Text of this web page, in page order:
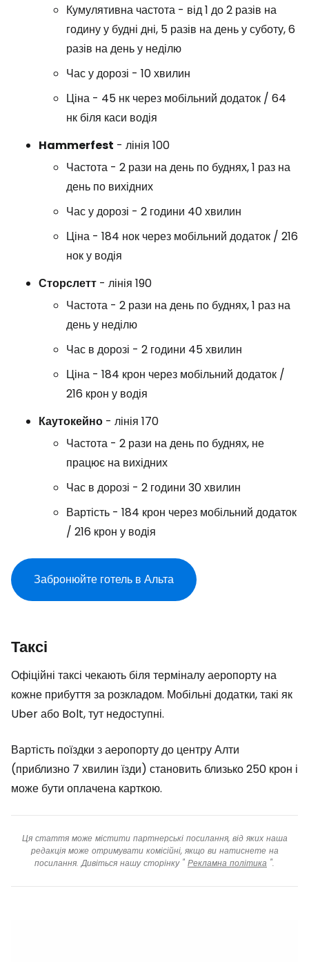
Кумулятивна частота - від 1 до 2 разів на
годину у будні дні, 5 разів на день у суботу, 6
разів на день у неділю
Час у дорозі - 10 хвилин
Ціна - 45 нк через мобільний додаток / 64
нк біля каси водія
Hammerfest - лінія 100
Частота - 2 рази на день по буднях, 1 раз на
день по вихідних
Час у дорозі - 2 години 40 хвилин
Ціна - 184 нок через мобільний додаток / 216
нок у водія
Сторслетт - лінія 190
Частота - 2 рази на день по буднях, 1 раз на
день у неділю
Час в дорозі - 2 години 45 хвилин
Ціна - 184 крон через мобільний додаток /
216 крон у водія
Каутокейно - лінія 170
Частота - 2 рази на день по буднях, не
працює на вихідних
Час в дорозі - 2 години 30 хвилин
Вартість - 184 крон через мобільний додаток
/ 216 крон у водія
Забронюйте готель в Альта
Таксі
Офіційні таксі чекають біля терміналу аеропорту на
кожне прибуття за розкладом. Мобільні додатки, такі як
Uber або Bolt, тут недоступні.
Вартість поїздки з аеропорту до центру Алти
(приблизно 7 хвилин їзди) становить близько 250 крон і
може бути оплачена карткою.
Ця стаття може містити партнерські посилання, від яких наша
редакція може отримувати комісійні, якщо ви натиснете на
посилання. Дивіться нашу сторінку " Рекламна політика ".